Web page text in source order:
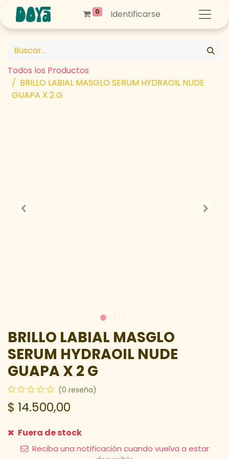
0 Identificarse
Todos los Productos
BRILLO LABIAL MASGLO SERUM HYDRAOIL NUDE
GUAPA X 2 G
BRILLO LABIAL MASGLO
SERUM HYDRAOIL NUDE
GUAPA X 2 G
(0 reseña)
$ 14.500,00
Fuera de stock
Reciba una notificación cuando vuelva a estar